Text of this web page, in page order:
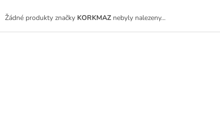
Žádné produkty značky KORKMAZnebyly nalezeny...
Z